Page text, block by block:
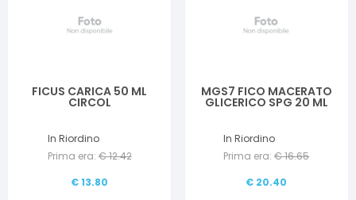
FICUS CARICA 50 ML
CIRCOL
In Riordino
Prima era: €12.42
€13.80
MGS7 FICO MACERATO
GLICERICO SPG 20 ML
In Riordino
Prima era: €16.65
€ 20.40